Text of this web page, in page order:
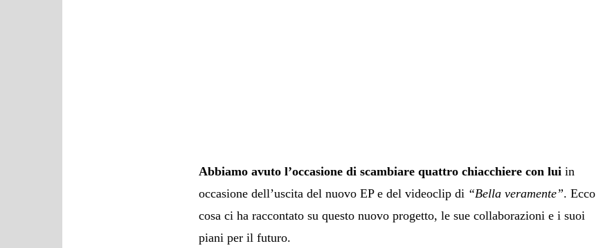
Abbiamo avuto l’occasione di scambiare quattro chiacchiere con lui in
occasione dell’uscita del nuovo EP e del videoclip di “Bella veramente”. Ecco
cosa ci ha raccontato su questo nuovo progetto, le sue collaborazioni e i suoi
piani per il futuro.